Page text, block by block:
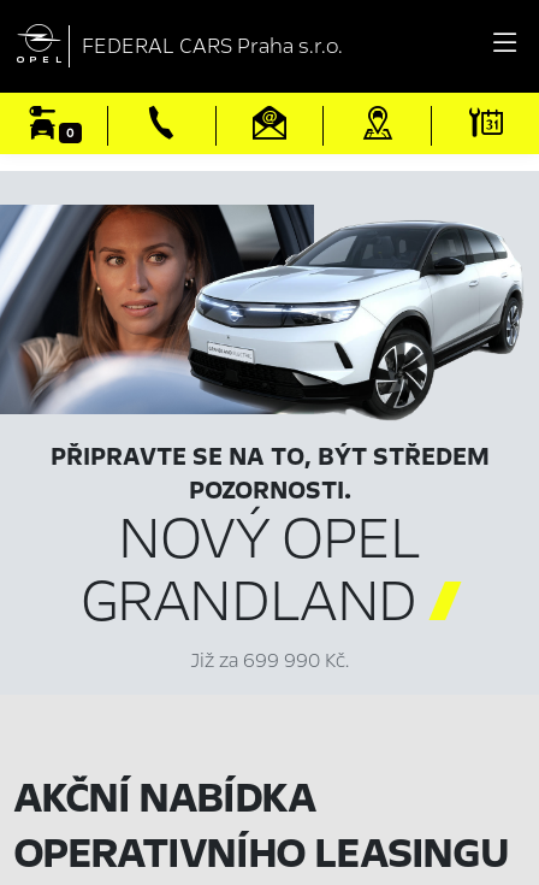
 FEDERAL CARS Praha s.r.o.
0
PŘIPRAVTE SE NA TO, BÝT STŘEDEM
POZORNOSTI.
NOVÝ OPEL
GRANDLAND
Již za 699 990 Kč.
AKČNÍ NABÍDKA
OPERATIVNÍHO LEASINGU